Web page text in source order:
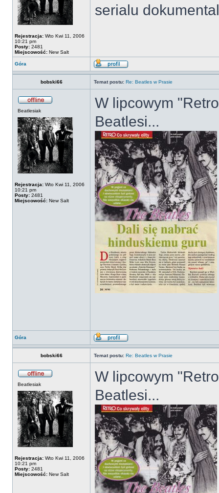
Rejestracja: Wto Kwi 11, 2006
10:21 pm
Posty: 2481
Miejscowość: New Salt
serialu
Góra
bobski66 Temat postu: Re: Beatles w Prasie
Beatlesiak
Rejestracja: Wto Kwi 11, 2006
10:21 pm
Posty: 2481
Miejscowość: New Salt
W lipcowym
Beatlesi...
Góra
bobski66 Temat postu: Re: Beatles w Prasie
Beatlesiak
Rejestracja: Wto Kwi 11, 2006
10:21 pm
Posty: 2481
Miejscowość: New Salt
W lipcowym
Beatlesi...